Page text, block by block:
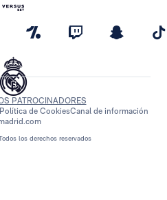
los derechos reservados
PATROCINADORES
Política de CookiesCanal de información